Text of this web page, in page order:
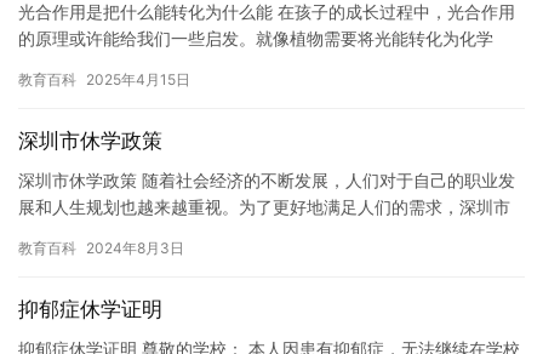
光合作用是把什么能转化为什么能 在孩子的成长过程中，光合作用
的原理或许能给我们一些启发。就像植物需要将光能转化为化学
孩子将…
教育百科 2025年4月15日
深圳市休学政策
深圳市休学政策 随着社会经济的不断发展，人们对于自己的职业发
展和人生规划也越来越重视。为了更好地满足人们的需求，深圳市
会。本…
教育百科 2024年8月3日
抑郁症休学证明
抑郁症休学证明 尊敬的学校： 本人因患有抑郁症，无法继续在学校